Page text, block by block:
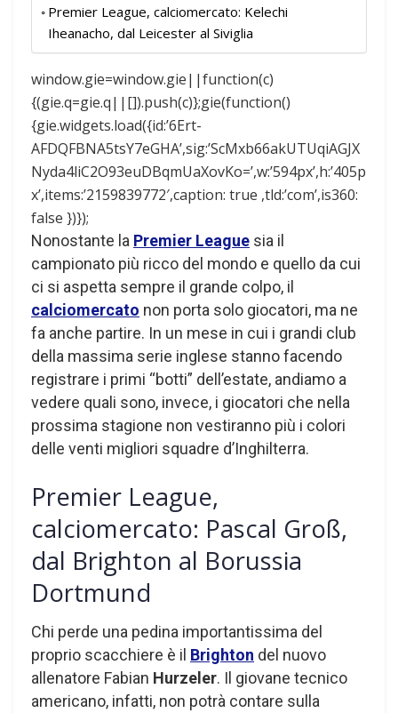
Premier League, calciomercato: Kelechi
Iheanacho, dal Leicester al Siviglia
window.gie=window.gie||function(c)
{(gie.q=gie.q||[]).push(c)};gie(function()
{gie.widgets.load({id:’6Ert-
AFDQFBNA5tsY7eGHA’,sig:’ScMxb66akUTUqiAGJX
Nyda4liC2O93euDBqmUaXovKo=’,w:’594px’,h:’405p
x’,items:’2159839772′,caption: true ,tld:’com’,is360:
false })});
Nonostante la Premier League sia il
campionato più ricco del mondo e quello da cui
ci si aspetta sempre il grande colpo, il
calciomercato non porta solo giocatori, ma ne
fa anche partire. In un mese in cui i grandi club
della massima serie inglese stanno facendo
registrare i primi “botti” dell’estate, andiamo a
vedere quali sono, invece, i giocatori che nella
prossima stagione non vestiranno più i colori
delle venti migliori squadre d’Inghilterra.
Premier League,
calciomercato: Pascal Groß,
dal Brighton al Borussia
Dortmund
Chi perde una pedina importantissima del
proprio scacchiere è il Brighton del nuovo
allenatore Fabian Hurzeler. Il giovane tecnico
americano, infatti, non potrà contare sulla